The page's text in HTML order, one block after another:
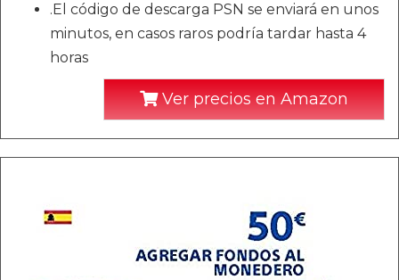
.El código de descarga PSN se enviará en unos
minutos, en casos raros podría tardar hasta 4
horas
Ver precios en Amazon